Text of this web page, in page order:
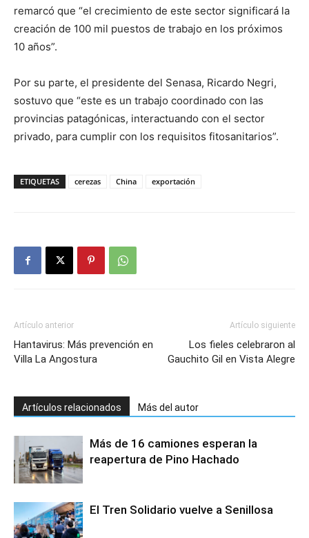
remarcó que “el crecimiento de este sector significará la
creación de 100 mil puestos de trabajo en los próximos
10 años”.
Por su parte, el presidente del Senasa, Ricardo Negri,
sostuvo que “este es un trabajo coordinado con las
provincias patagónicas, interactuando con el sector
privado, para cumplir con los requisitos fitosanitarios”.
ETIQUETAS cerezas China exportación
Artículo anterior
Hantavirus: Más prevención en
Villa La Angostura
Artículo siguiente
Los fieles celebraron al
Gauchito Gil en Vista Alegre
Artículos relacionados Más del autor
Más de 16 camiones esperan la
reapertura de Pino Hachado
El Tren Solidario vuelve a Senillosa